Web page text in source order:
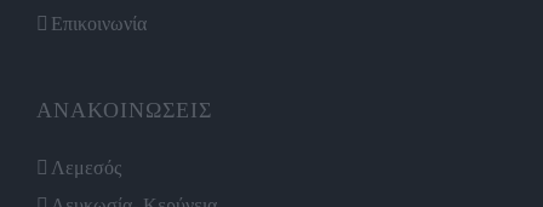
Επικοινωνία
ΑΝΑΚΟΙΝΩΣΕΙΣ
Λεμεσός